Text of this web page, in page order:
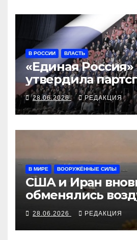
В РОССИИ ВЛАСТЬ
«Единая Россия»
утвердила
председателя
28.06.2026 РЕДАКЦИЯ
В МИРЕ ВООРУЖЁННЫЕ СИЛЫ
США и Иран
обменялись
ударами
28.06.2026 РЕДАКЦИЯ